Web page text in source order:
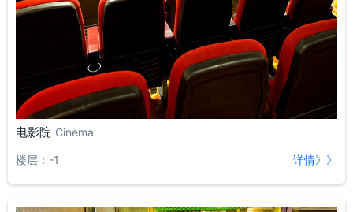
电影院 Cinema
楼层：-1 详情》》